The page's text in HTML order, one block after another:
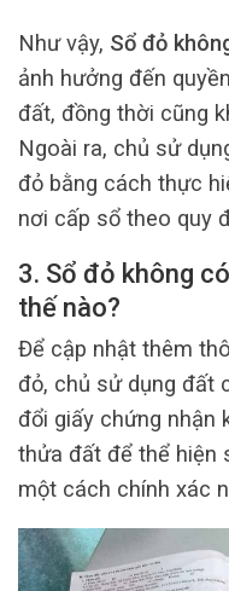
Như vậy, Sổ đỏ
ảnh hưởng đến
đất, đồng thời cũng
Ngoài ra, chủ sử
đỏ bằng cách thực
nơi cấp sổ theo quy
3. Sổ đỏ không
thế nào?
Để cập nhật thêm
đỏ, chủ sử dụng đất
đổi giấy chứng nhận
thửa đất để thể hiện
một cách chính xác